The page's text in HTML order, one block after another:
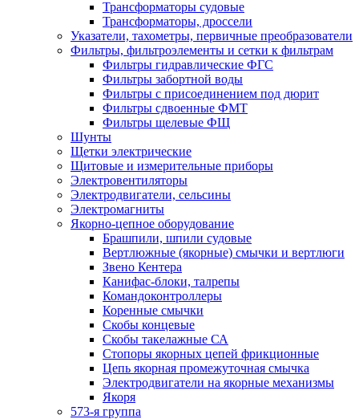
Трансформаторы судовые
Трансформаторы, дроссели
Указатели, тахометры, первичные преобразователи
Фильтры, фильтроэлементы и сетки к фильтрам
Фильтры гидравлические ФГС
Фильтры забортной воды
Фильтры с присоединением под дюрит
Фильтры сдвоенные ФМТ
Фильтры щелевые ФЩ
Шунты
Щетки электрические
Щитовые и измерительные приборы
Электровентиляторы
Электродвигатели, сельсины
Электромагниты
Якорно-цепное оборудование
Брашпили, шпили судовые
Вертлюжные (якорные) смычки и вертлюги
Звено Кентера
Канифас-блоки, талрепы
Командоконтроллеры
Коренные смычки
Скобы концевые
Скобы такелажные СА
Стопоры якорных цепей фрикционные
Цепь якорная промежуточная смычка
Электродвигатели на якорные механизмы
Якоря
573-я группа